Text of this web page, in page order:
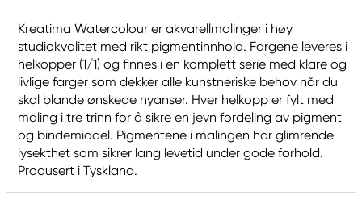
Kreatima Watercolour er akvarellmalinger i høy
studiokvalitet med rikt pigmentinnhold. Fargene leveres i
helkopper (1/1) og finnes i en komplett serie med klare og
livlige farger som dekker alle kunstneriske behov når du
skal blande ønskede nyanser. Hver helkopp er fylt med
maling i tre trinn for å sikre en jevn fordeling av pigment
og bindemiddel. Pigmentene i malingen har glimrende
lysekthet som sikrer lang levetid under gode forhold.
Produsert i Tyskland.